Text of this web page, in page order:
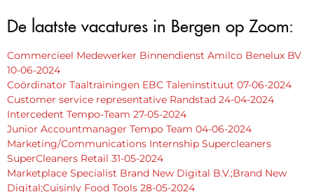
De laatste vacatures in Bergen op Zoom:
Commercieel Medewerker Binnendienst Amilco Benelux BV
10-06-2024
Coördinator Taaltrainingen EBC Taleninstituut 07-06-2024
Customer service representative Randstad 24-04-2024
Intercedent Tempo-Team 27-05-2024
Junior Accountmanager Tempo Team 04-06-2024
Marketing/Communications Internship Supercleaners
SuperCleaners Retail 31-05-2024
Marketplace Specialist Brand New Digital B.V.;Brand New
Digital;Cuisinly Food Tools 28-05-2024